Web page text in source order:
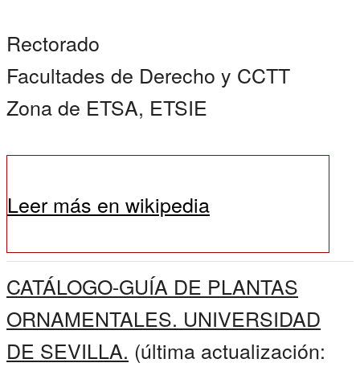
Rectorado
Facultades de Derecho y CCTT
Zona de ETSA, ETSIE
Leer más en wikipedia
CATÁLOGO-GUÍA DE PLANTAS
ORNAMENTALES. UNIVERSIDAD
DE SEVILLA. (última actualización: